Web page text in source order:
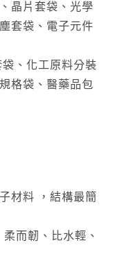
晶片套袋、光學
套袋、電子元件
、化工原料分裝
格袋、醫藥品包
材料 ，結構最簡
而韌、比水輕、